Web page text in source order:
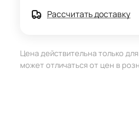
Рассчитать доставку
Цена действительна только
может отличаться от цен в